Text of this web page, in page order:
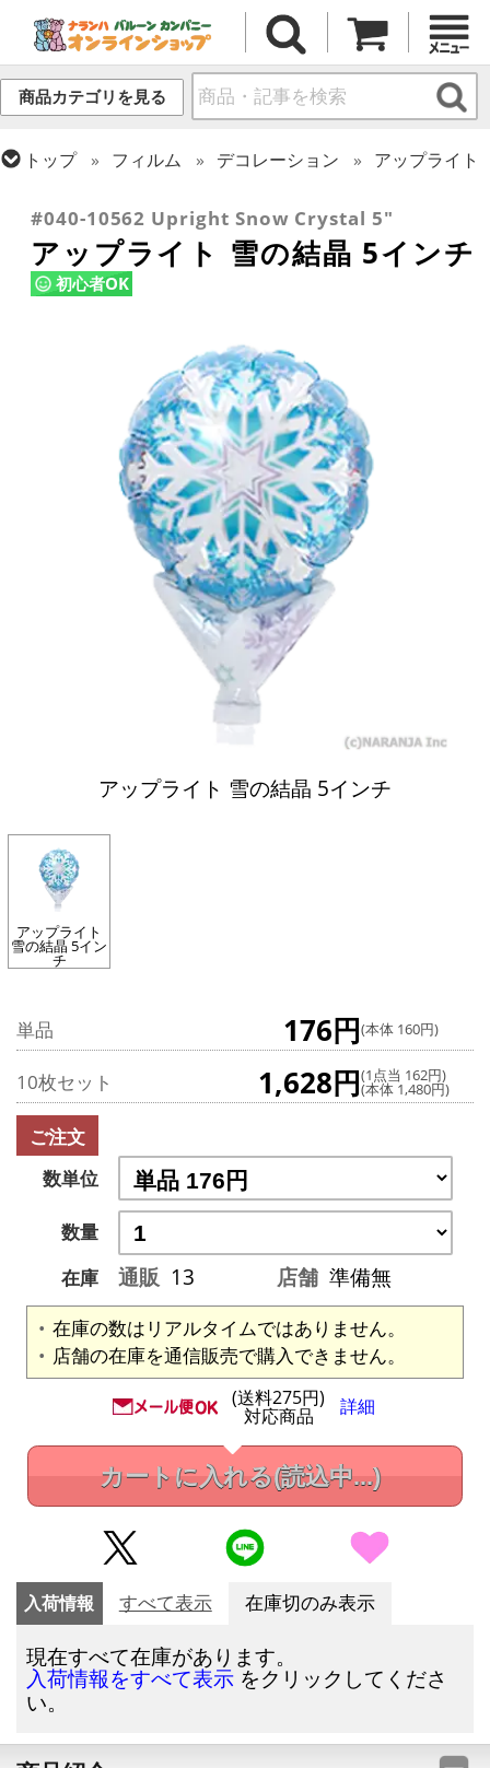
商品カテゴリを見る
トップ フィルム デコレーション
アップライト
クリスマス・ウィンター(冬)
#040-10562 Upright Snow Crystal 5"
アップライト 雪の結晶 5インチ
初心者OK
アップライト 雪の結晶 5インチ
アップライト
雪の結晶 5イン
チ
単品 176円(本体 160円)
10枚セット 1,628円(1点当 162円)
(本体 1,480円)
ご注文
数単位
数量
在庫
通販 13 店舗 準備無
在庫の数はリアルタイムではありません。
店舗の在庫を通信販売で購入できません。
(送料275円)
対応商品 詳細
カートに入れる(読込中...)
入荷情報 すべて表示 在庫切のみ表示
現在すべて在庫があります。
入荷情報をすべて表示 をクリックしてくださ
い。